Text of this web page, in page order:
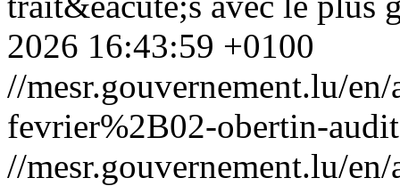
2026 16:43:59 +0100
//mesr.gouvernement.lu/
fevrier%2B02-obertin-
//mesr.gouvernement.lu/